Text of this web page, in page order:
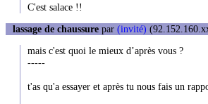
C'est salace !!
lassage de chaussure par (invité)
mais c'est quoi le mieux d’après vous ?
-----
t'as qu'a essayer et après tu nous fais un